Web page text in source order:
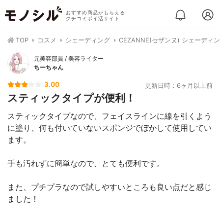
おすすめ商品がもらえる
クチコミポイ活サイト
TOP コスメ シェーディング CEZANNE(セザンヌ) シェーディ
元美容部員 / 美容ライター
ちーちゃん
3.00 更新日時：6ヶ月以上前
スティックタイプが便利！
スティックタイプなので、フェイスラインに線を引くよう
に塗り、何も付いていないスポンジでぼかして使用してい
ます。
手も汚れずに簡単なので、とても便利です。
また、プチプラなので試しやすいところも良い点だと感じ
ました！